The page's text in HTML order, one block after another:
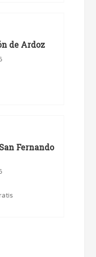
de Ardoz
Fernando